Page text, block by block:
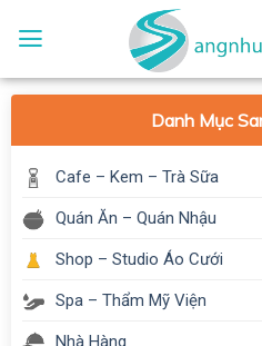
Danh Mục
Cafe – Kem – Trà Sữa
Quán Ăn – Quán Nhậu
Shop – Studio Áo Cưới
Spa – Thẩm Mỹ Viện
Nhà Hàng